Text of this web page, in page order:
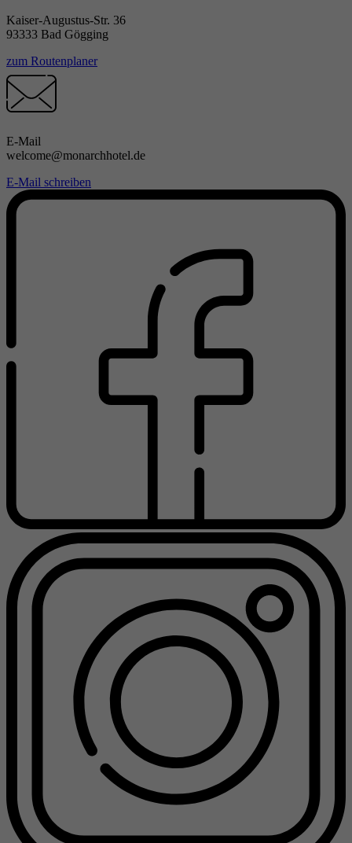
Kaiser-Augustus-Str. 36
93333 Bad Gögging
zum Routenplaner
E-Mail
welcome@monarchhotel.de
E-Mail schreiben